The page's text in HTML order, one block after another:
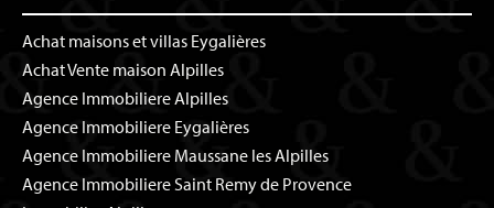
Achat maisons et villas Eygalières
Achat Vente maison Alpilles
Agence Immobiliere Alpilles
Agence Immobiliere Eygalières
Agence Immobiliere Maussane les Alpilles
Agence Immobiliere Saint Remy de Provence